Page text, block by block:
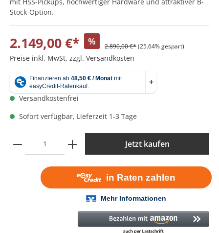
Stock-Option.
2.149,00 €* % 2.890,00 €*(25.64% gespart)
Preise inkl. MwSt. zzgl. Versandkosten
Versandkostenfrei
Sofort verfügbar, Lieferzeit 1-3 Tage
Jetzt kaufen